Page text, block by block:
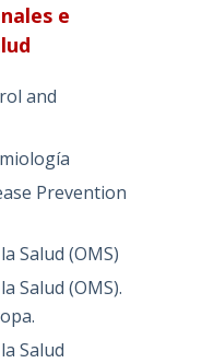
e
and
Prevention
Salud (OMS)
Salud (OMS).
Salud